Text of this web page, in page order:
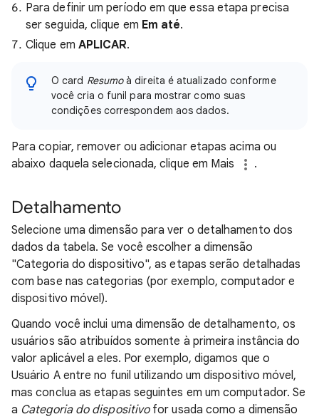
Para definir um período em que essa etapa precisa
ser seguida, clique em Em até.
Clique em APLICAR.
O card Resumoà direita é atualizado conforme
você cria o funil para mostrar como suas
condições correspondem aos dados.
Para copiar, remover ou adicionar etapas acima ou
abaixo daquela selecionada, clique em Mais
.
Detalhamento
Selecione uma dimensão para ver o detalhamento dos
dados da tabela. Se você escolher a dimensão
"Categoria do dispositivo", as etapas serão detalhadas
com base nas categorias (por exemplo, computador e
dispositivo móvel).
Quando você inclui uma dimensão de detalhamento, os
usuários são atribuídos somente à primeira instância do
valor aplicável a eles. Por exemplo, digamos que o
Usuário A entre no funil utilizando um dispositivo móvel,
mas conclua as etapas seguintes em um computador. Se
a Categoria do dispositivofor usada como a dimensão